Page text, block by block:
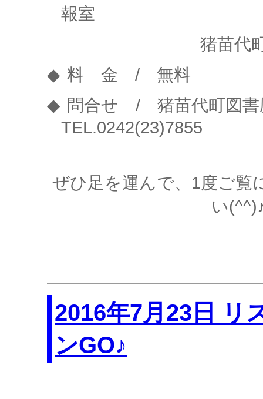
報室
猪苗代町字古
◆ 料 金 / 無料
◆ 問合せ / 猪苗代町図
TEL.0242(23)7855
ぜひ足を運んで、1度ご覧
い
2016年7月23日 リ
ンGO♪